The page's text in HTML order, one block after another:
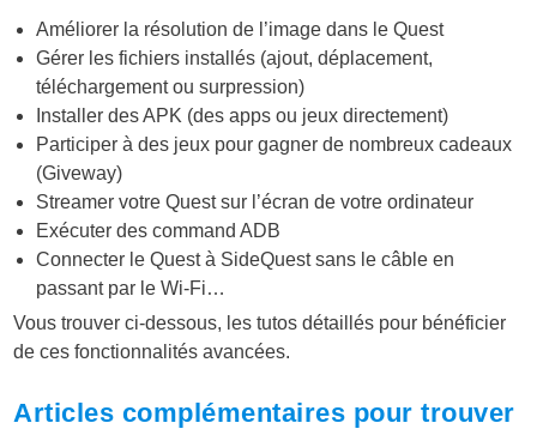
Améliorer la résolution de l’image dans le Quest
Gérer les fichiers installés (ajout, déplacement,
téléchargement ou surpression)
Installer des APK (des apps ou jeux directement)
Participer à des jeux pour gagner de nombreux cadeaux
(Giveway)
Streamer votre Quest sur l’écran de votre ordinateur
Exécuter des command ADB
Connecter le Quest à SideQuest sans le câble en
passant par le Wi-Fi…
Vous trouver ci-dessous, les tutos détaillés pour bénéficier
de ces fonctionnalités avancées.
Articles complémentaires pour trouver